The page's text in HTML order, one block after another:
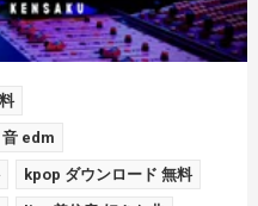
音 edm
kpop ダウンロード 無料